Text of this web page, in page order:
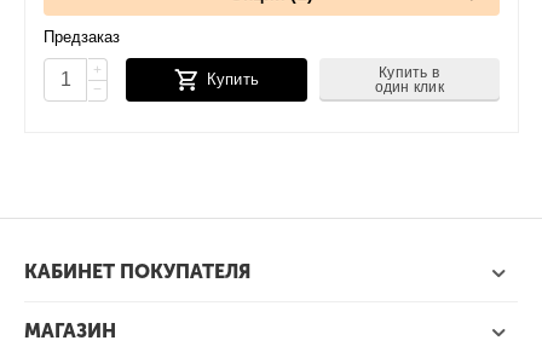
Предзаказ
+
−
Купить
Купить в
один клик
КАБИНЕТ ПОКУПАТЕЛЯ
МАГАЗИН